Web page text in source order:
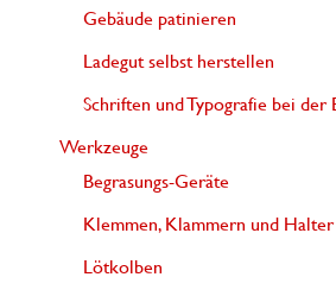
Gebäude patinieren
Ladegut selbst herstellen
Schriften und Typografie bei der
Werkzeuge
Begrasungs-Geräte
Klemmen, Klammern und Halter
Lötkolben